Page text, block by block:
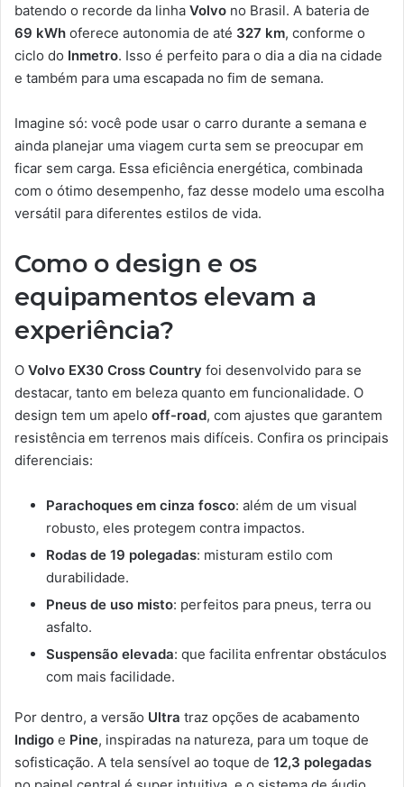
batendo o recorde da linha Volvo no Brasil. A bateria de
69 kWh oferece autonomia de até 327 km, conforme o
ciclo do Inmetro. Isso é perfeito para o dia a dia na cidade
e também para uma escapada no fim de semana.
Imagine só: você pode usar o carro durante a semana e
ainda planejar uma viagem curta sem se preocupar em
ficar sem carga. Essa eficiência energética, combinada
com o ótimo desempenho, faz desse modelo uma escolha
versátil para diferentes estilos de vida.
Como o design e os
equipamentos elevam a
experiência?
O Volvo EX30 Cross Country foi desenvolvido para se
destacar, tanto em beleza quanto em funcionalidade. O
design tem um apelo off-road, com ajustes que garantem
resistência em terrenos mais difíceis. Confira os principais
diferenciais:
Parachoques em cinza fosco: além de um visual
robusto, eles protegem contra impactos.
Rodas de 19 polegadas: misturam estilo com
durabilidade.
Pneus de uso misto: perfeitos para pneus, terra ou
asfalto.
Suspensão elevada: que facilita enfrentar obstáculos
com mais facilidade.
Por dentro, a versão Ultra traz opções de acabamento
Indigo e Pine, inspiradas na natureza, para um toque de
sofisticação. A tela sensível ao toque de 12,3 polegadas